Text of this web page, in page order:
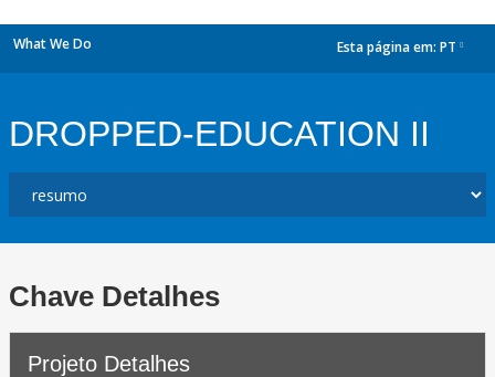
What We Do Esta página em: PT
DROPPED-EDUCATION II
Chave Detalhes
Projeto Detalhes